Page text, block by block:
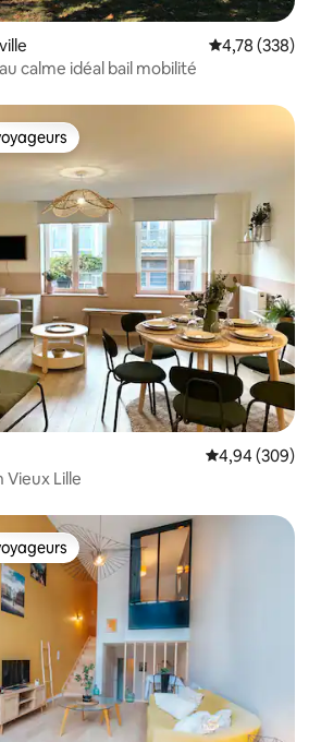
Note
4,78 (338)
calme idéal bail mobilité
parmi les plus aimés
Note
4,94 (309)
Lille
parmi les plus aimés